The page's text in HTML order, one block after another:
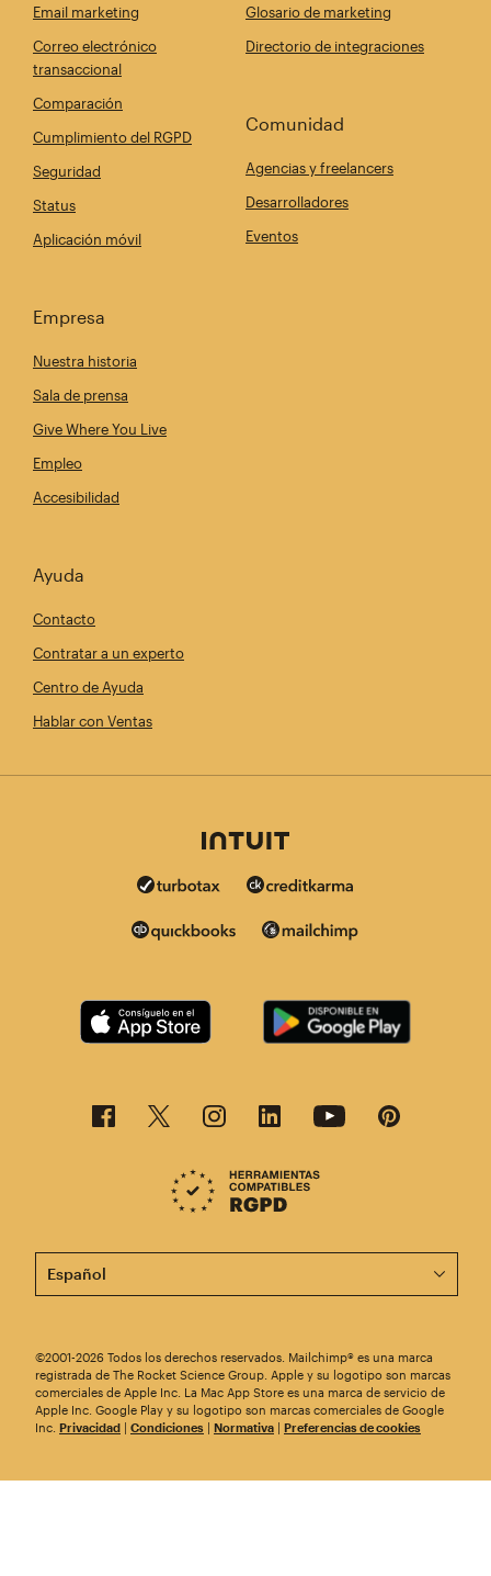
Email marketing
Correo electrónico
transaccional
Comparación
Cumplimiento del RGPD
Seguridad
Status
Aplicación móvil
Glosario de marketing
Directorio de integraciones
Comunidad
Agencias y freelancers
Desarrolladores
Eventos
Empresa
Nuestra historia
Sala de prensa
Give Where You Live
Empleo
Accesibilidad
Ayuda
Contacto
Contratar a un experto
Centro de Ayuda
Hablar con Ventas
Esta página está disponible en otros idiomas. ¡Elige
©2001-2026 Todos los derechos reservados. Mailchimp® es una marca
registrada de The Rocket Science Group. Apple y su logotipo son marcas
comerciales de Apple Inc. La Mac App Store es una marca de servicio de
Apple Inc. Google Play y su logotipo son marcas comerciales de Google
Inc. Privacidad | Condiciones | Normativa | Preferencias de cookies